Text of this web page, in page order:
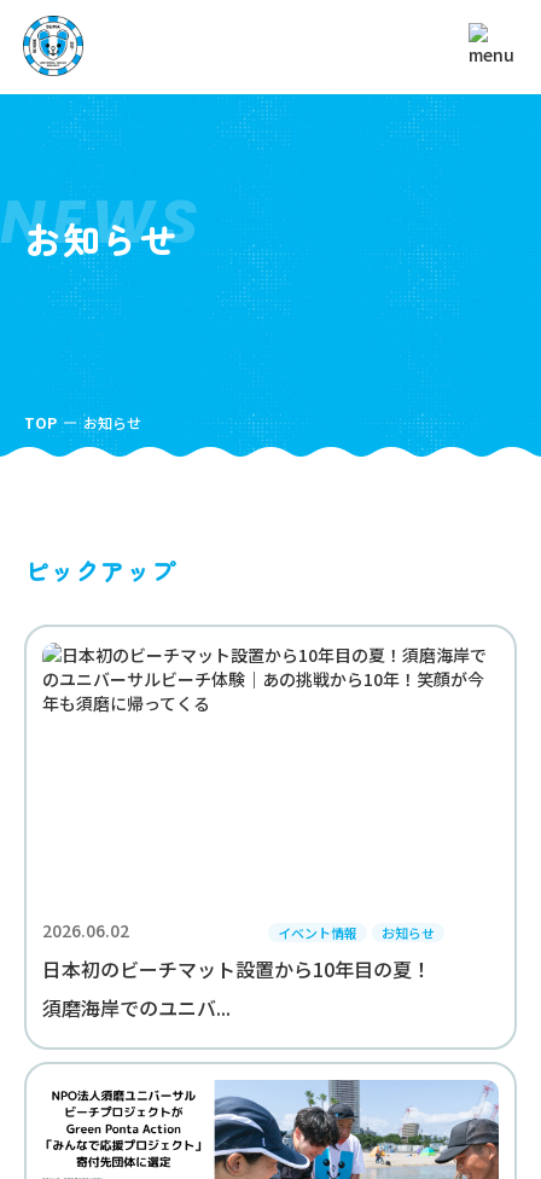
お知らせ
NEWS
TOP お知らせ
ピックアップ
2026.06.02 イベント情報 お知らせ
日本初のビーチマット設置から10年目の夏！
須磨海岸でのユニバ...